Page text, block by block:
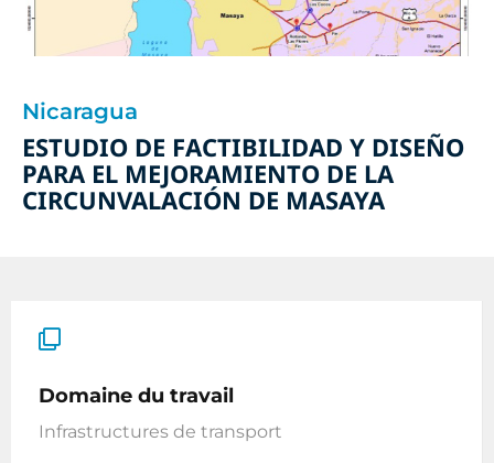
Nicaragua
ESTUDIO DE FACTIBILIDAD Y DISEÑO
PARA EL MEJORAMIENTO DE LA
CIRCUNVALACIÓN DE MASAYA
Domaine du travail
Infrastructures de transport